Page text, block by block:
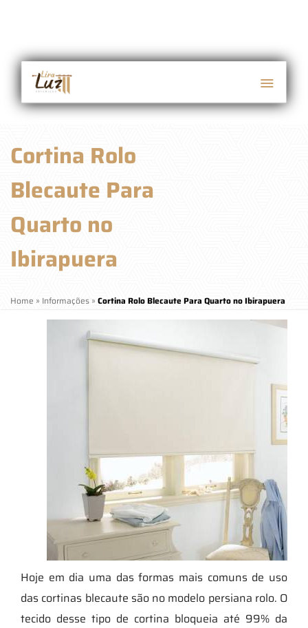
Cortina Rolo
Blecaute Para
Quarto no
Ibirapuera
Home » Informações » Cortina Rolo Blecaute Para Quarto no Ibirapuera
Hoje em dia uma das formas mais comuns de uso
das cortinas blecaute são no modelo persiana rolo. O
tecido desse tipo de cortina bloqueia até 99% da